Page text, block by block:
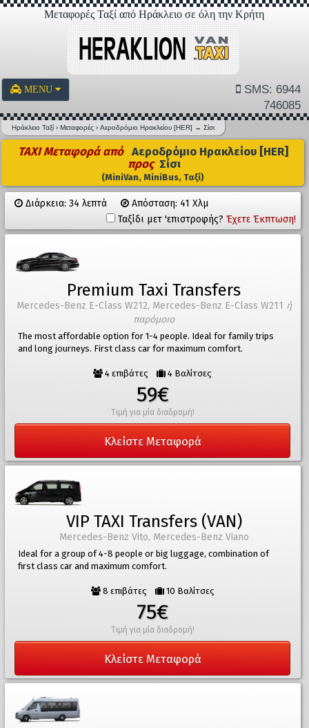
Μεταφορές Ταξί από Ηράκλειο σε όλη την Κρήτη
MENU
SMS: 6944
746085
Ηράκλειο Ταξί ›Μεταφορές ›Αεροδρόμιο Ηρακλείου [HER] →Σίσι
TAXI Μεταφορά από Αεροδρόμιο Ηρακλείου [HER]
προςΣίσι
(MiniVan, MiniBus, Ταξί)
Διάρκεια: 34 λεπτά
Απόσταση: 41 Χλμ
Ταξίδι μετ 'επιστροφής?Έχετε Έκπτωση!
Premium Taxi Transfers
Mercedes-Benz E-Class W212, Mercedes-Benz E-Class W211 ή
παρόμοιο
The most affordable option for 1-4 people. Ideal for family trips
and long journeys. First class car for maximum comfort.
4 επιβάτες 4 Βαλίτσες
59€
Τιμή για μία διαδρομή!
Κλείστε Μεταφορά
VIP TAXI Transfers (VAN)
Mercedes-Benz Vito, Mercedes-Benz Viano
Ideal for a group of 4-8 people or big luggage, combination of
first class car and maximum comfort.
8 επιβάτες 10 Βαλίτσες
75€
Τιμή για μία διαδρομή!
Κλείστε Μεταφορά